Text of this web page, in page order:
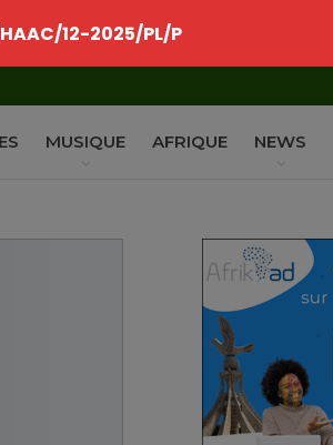
MUSIQUE AFRIQUE NEWS
12-2025/PL/P